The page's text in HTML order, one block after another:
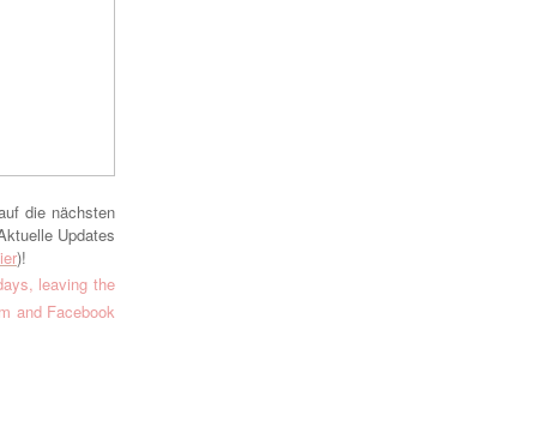
die nächsten
Updates
)!
leaving the
and Facebook